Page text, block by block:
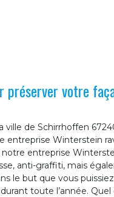
préserver votre
de Schirrhoffen
entreprise Winterstein
notre entreprise
anti-graffiti, mais
le but que vous
toute l’année. Quel